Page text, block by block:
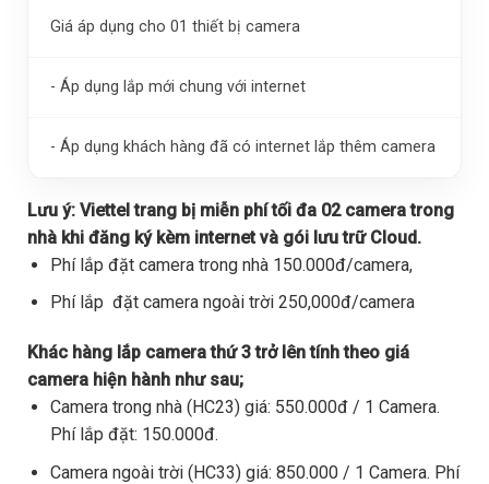
Giá áp dụng cho 01 thiết bị camera
- Áp dụng lắp mới chung với internet
- Áp dụng khách hàng đã có internet lắp thêm camera
Lưu ý: Viettel trang bị miễn phí tối đa 02 camera trong
nhà khi đăng ký kèm internet và gói lưu trữ Cloud.
Phí lắp đặt camera trong nhà 150.000đ/camera,
Phí lắp đặt camera ngoài trời 250,000đ/camera
Khác hàng lắp camera thứ 3 trở lên tính theo giá
camera hiện hành như sau;
Camera trong nhà (HC23) giá: 550.000đ / 1 Camera.
Phí lắp đặt: 150.000đ.
Camera ngoài trời (HC33) giá: 850.000 / 1 Camera. Phí